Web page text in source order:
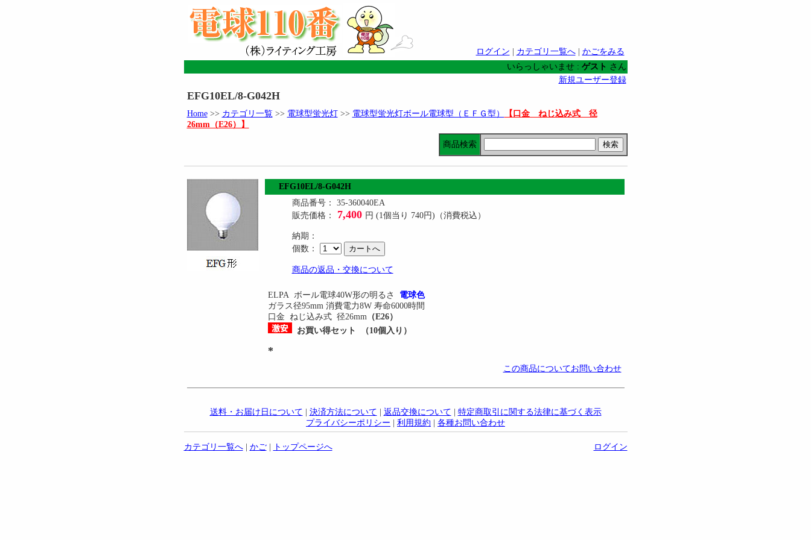
ログイン カテゴリ一覧へ| かごをみる
いらっしゃいませ : ゲスト さん
新規ユーザー登録
EFG10EL/8-G042H
Home>> カテゴリ一覧>> 電球型蛍光灯>> 電球型蛍光灯ボール電球型（ＥＦＧ型）
【口金 ねじ込み式 径
26mm（E26）】
商品検索
EFG10EL/8-G042H
商品番号： 35-360040EA
販売価格：
7,400 円 (1個当り 740円)（消費税込）
納期：
個数：
商品の返品・交換について
ELPA ボール電球40W形の明るさ 電球色
ガラス径95mm 消費電力8W 寿命6000時間
口金 ねじ込み式 径26mm（E26）
お買い得セット （10個入り）
*
この商品についてお問い合わせ
送料・お届け日について 決済方法について 返品交換について
特定商取引に関する法律に基づく表示
プライバシーポリシー
利用規約 各種お問い合わせ
カテゴリ一覧へ| かご| トップページへ ログイン